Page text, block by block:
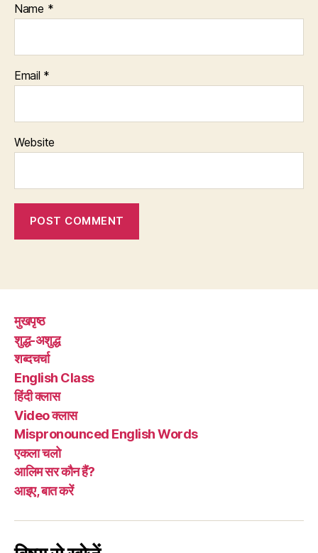
Name *
Email *
Website
मुखपृष्ठ
शुद्ध-अशुद्ध
शब्दचर्चा
English Class
हिंदी क्लास
Video क्लास
Mispronounced English Words
एकला चलो
आलिम सर कौन हैं?
आइए, बात करें